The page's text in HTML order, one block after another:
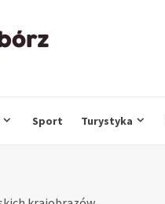
Sport Turystyka